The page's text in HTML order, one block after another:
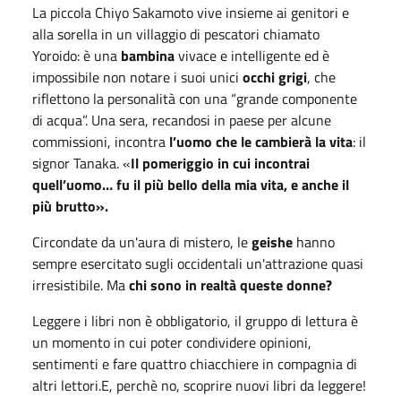
La piccola Chiyo Sakamoto vive insieme ai genitori e
alla sorella in un villaggio di pescatori chiamato
Yoroido: è una bambinavivace e intelligente ed è
impossibile non notare i suoi unici occhi grigi, che
riflettono la personalità con una “grande componente
di acqua”. Una sera, recandosi in paese per alcune
commissioni, incontra l’uomo che le cambierà la vita: il
signor Tanaka. «Il pomeriggio in cui incontrai
quell’uomo… fu il più bello della mia vita, e anche il
più brutto».
Circondate da un'aura di mistero, legeishe hanno
sempre esercitato sugli occidentali un'attrazione quasi
irresistibile. Machi sono in realtà queste donne?
Leggere i libri non è obbligatorio, il gruppo di lettura è
un momento in cui poter condividere opinioni,
sentimenti e fare quattro chiacchiere in compagnia di
altri lettori.E, perchè no, scoprire nuovi libri da leggere!